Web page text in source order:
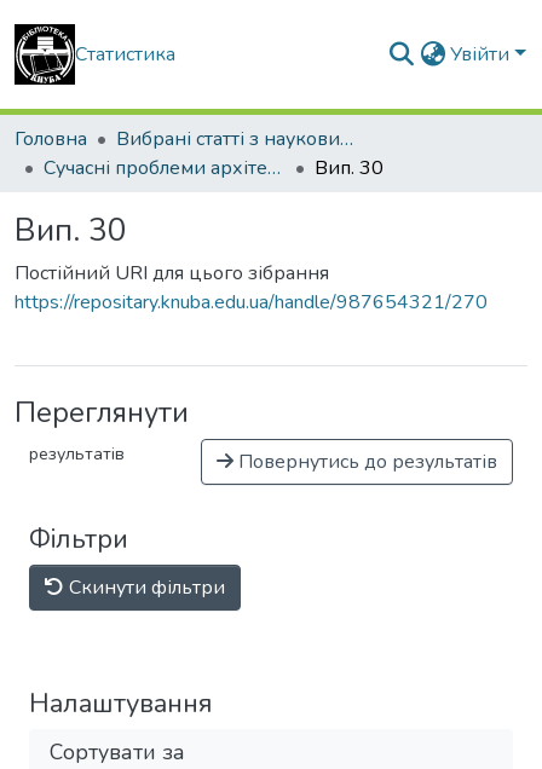
Статистика Увійти
Головна
Вибрані статті з наукових збірників КНУБА
Сучасні проблеми архітектури та містобудування
Вип. 30
Вип. 30
Постійний URI для цього зібрання
https://repositary.knuba.edu.ua/handle/987654321/270
Переглянути
результатів Повернутись до результатів
Фільтри
Скинути фільтри
Налаштування
Сортувати за